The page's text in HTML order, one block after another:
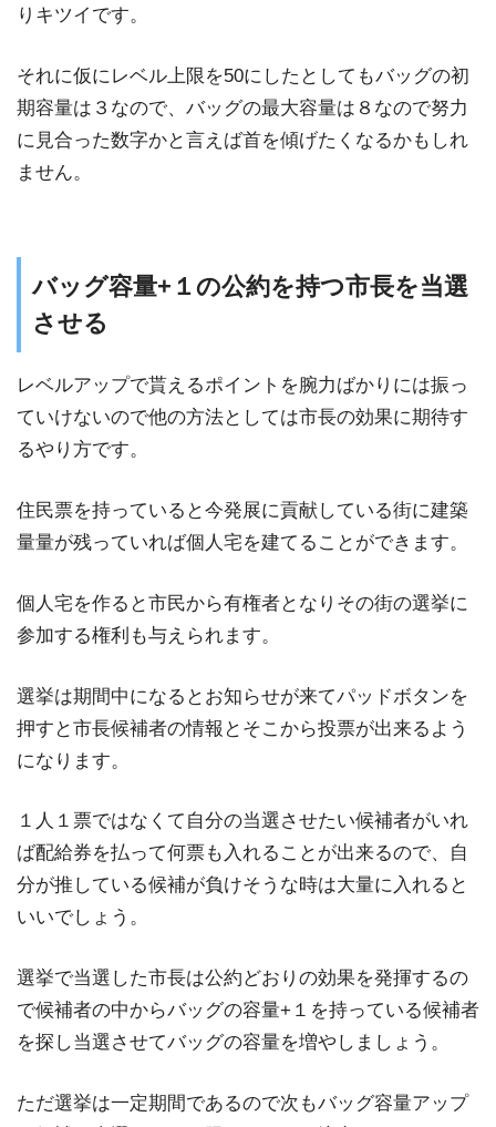
りキツイです。
それに仮にレベル上限を50にしたとしてもバッグの初
期容量は３なので、バッグの最大容量は８なので努力
に見合った数字かと言えば首を傾げたくなるかもしれ
ません。
バッグ容量+１の公約を持つ市長を当選
させる
レベルアップで貰えるポイントを腕力ばかりには振っ
ていけないので他の方法としては市長の効果に期待す
るやり方です。
住民票を持っていると今発展に貢献している街に建築
量量が残っていれば個人宅を建てることができます。
個人宅を作ると市民から有権者となりその街の選挙に
参加する権利も与えられます。
選挙は期間中になるとお知らせが来てパッドボタンを
押すと市長候補者の情報とそこから投票が出来るよう
になります。
１人１票ではなくて自分の当選させたい候補者がいれ
ば配給券を払って何票も入れることが出来るので、自
分が推している候補が負けそうな時は大量に入れると
いいでしょう。
選挙で当選した市長は公約どおりの効果を発揮するの
で候補者の中からバッグの容量+１を持っている候補者
を探し当選させてバッグの容量を増やしましょう。
ただ選挙は一定期間であるので次もバッグ容量アップ